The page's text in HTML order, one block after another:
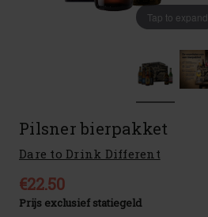
Tap to expand
Pilsner bierpakket
Dare to Drink Different
€22.50
Prijs exclusief statiegeld